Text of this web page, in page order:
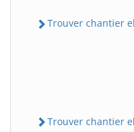
Trouver chantier
Trouver chantier